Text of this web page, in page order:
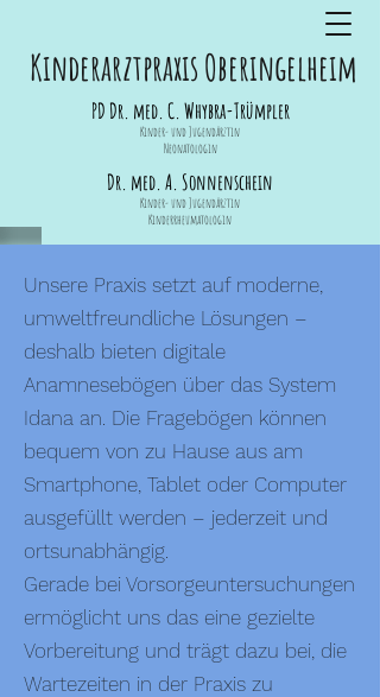
Kinderarztpraxis Oberingelheim
PD Dr. med. C. Whybra-Trümpler
Kinder- und Jugendärztin
Neonatologin
Dr. med. A. Sonnenschein
Kinder- und Jugendärztin
Kinderrheumatologin
Unsere Praxis setzt auf moderne,
umweltfreundliche Lösungen –
deshalb bieten digitale
Anamnesebögen über das System
Idana an. Die Fragebögen können
bequem von zu Hause aus am
Smartphone, Tablet oder Computer
ausgefüllt werden – jederzeit und
ortsunabhängig.
Gerade bei Vorsorgeuntersuchungen
ermöglicht uns das eine gezielte
Vorbereitung und trägt dazu bei, die
Wartezeiten in der Praxis zu